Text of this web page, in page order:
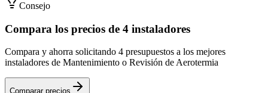
Consejo
Compara los precios de 4 instaladores
Compara y ahorra solicitando 4 presupuestos a los mejores
instaladores de Mantenimiento o Revisión de Aerotermia
Comparar precios